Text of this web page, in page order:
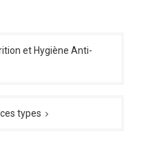
et Hygiène Anti-
types